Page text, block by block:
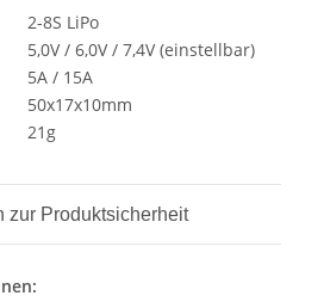
2-8S LiPo
5,0V / 6,0V / 7,4V (einstellbar)
5A / 15A
50x17x10mm
21g
zur Produktsicherheit